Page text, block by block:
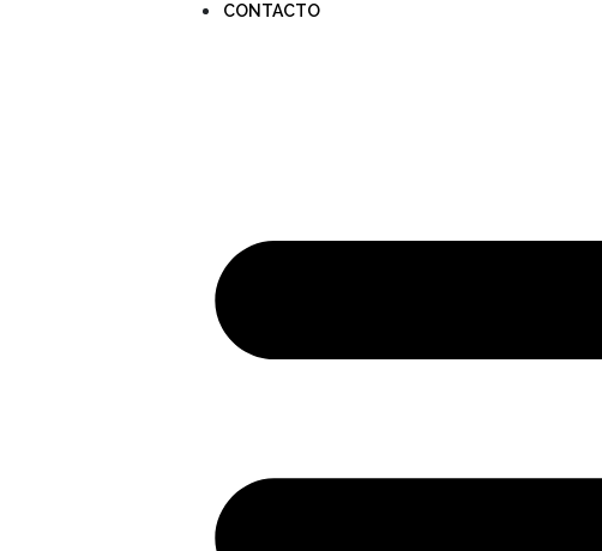
CONTACTO